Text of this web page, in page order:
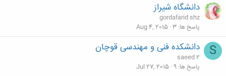
دانشگاه شیراز
gordafarid shz
پاسخ ها 3
Aug 4, 2015
S دانشکده فنی و مهندسی قوچان
saeed 2
پاسخ ها 9
Jul 27, 2015